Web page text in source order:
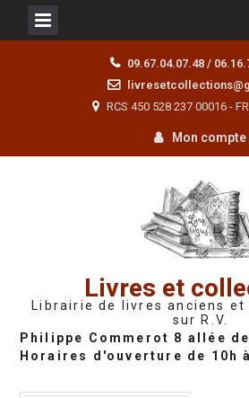
09.67.04.07.48 /
RCS 450 528 237 00016 -
Mon compte
Livres et
Librairie de livres anciens et
sur R.V.